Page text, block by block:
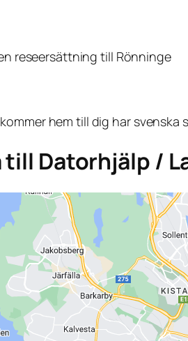
reseersättning till Rönninge
hem till dig har
Datorhjälp /